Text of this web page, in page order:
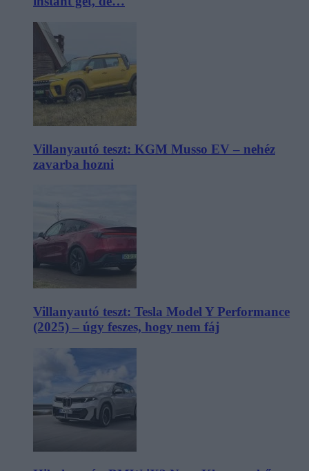
Villanyautó teszt: KGM Musso EV – nehéz
zavarba hozni
Villanyautó teszt: Tesla Model Y Performance
(2025) – úgy feszes, hogy nem fáj